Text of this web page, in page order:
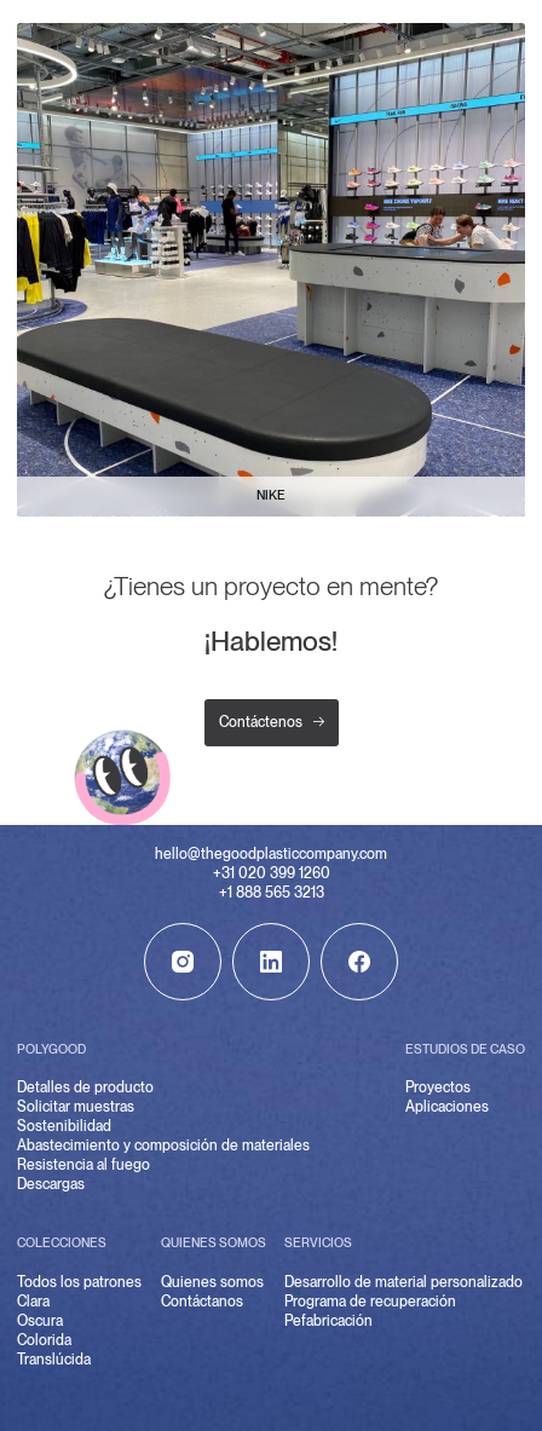
NIKE
¿Tienes un proyecto en mente?
¡Hablemos!
Contáctenos
hello@thegoodplasticcompany.com
+31 020 399 1260
+1 888 565 3213
POLYGOOD
Detalles de producto
Solicitar muestras
Sostenibilidad
Abastecimiento y composición de materiales
Resistencia al fuego
Descargas
ESTUDIOS DE CASO
Proyectos
Aplicaciones
COLECCIONES
Todos los patrones
Clara
Oscura
Colorida
Translúcida
QUIENES SOMOS
Quienes somos
Contáctanos
SERVICIOS
Desarrollo de material personalizado
Programa de recuperación
Pefabricación